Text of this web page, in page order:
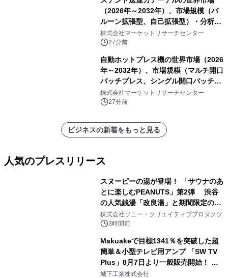
（2026年～2032年）、市場規模（バ
ルーン拡張型、自己拡張型）・分析レ
ポートを発表
株式会社マーケットリサーチセンター
27分前
自動ホットプレス機の世界市場（2026
年～2032年）、市場規模（マルチ開口
バッチプレス、シングル開口バッチプ
レス、連続ホットプレスライン、真空
成形、その他）・分析レポートを発表
株式会社マーケットリサーチセンター
27分前
ビジネスの新着をもっと見る
人気のプレスリリース
スヌーピーの湯が登場！ 「サウナのあ
とに楽しむPEANUTS」第2弾 渋谷
の人気銭湯「改良湯」と期間限定のコ
ラボレーション サウナイキタイコラ
ボグッズも発売決定！
株式会社ソニー・クリエイティブプロダクツ
3時間前
Makuakeで目標1341％を突破した超
簡単＆小型テレビ用アンプ 「SW TV
Plus」8月7日より一般販売開始！ ケ
ーブル1本つなぐだけ、テレビの音が
城下工業株式会社